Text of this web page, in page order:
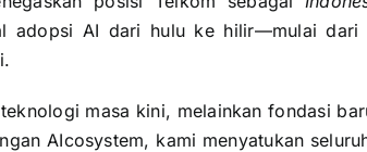
adopsi AI dari hulu ke hilir—mulai dari
masa kini, melainkan fondasi
AIcosystem, kami menyatukan